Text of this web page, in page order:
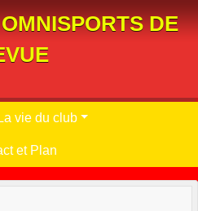
DE
La vie du club
et Plan